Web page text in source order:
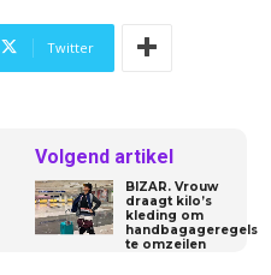
Twitter
Volgend artikel
BIZAR. Vrouw
draagt kilo’s
kleding om
handbagageregels
te omzeilen